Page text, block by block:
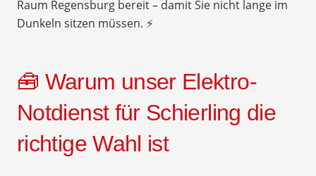
Raum Regensburg bereit – damit Sie nicht lange im
Dunkeln sitzen müssen. ⚡
🧰 Warum unser Elektro-
Notdienst für Schierling die
richtige Wahl ist